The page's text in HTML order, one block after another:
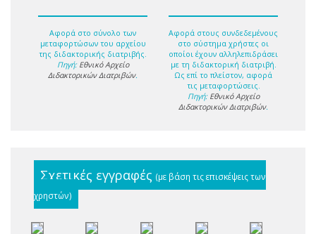
Αφορά στο σύνολο των
μεταφορτώσων του αρχείου
της διδακτορικής διατριβής.
Πηγή: Εθνικό Αρχείο
Διδακτορικών Διατριβών.
Αφορά στους συνδεδεμένους
στο σύστημα χρήστες οι
οποίοι έχουν αλληλεπιδράσει
με τη διδακτορική διατριβή.
Ως επί το πλείστον, αφορά
τις μεταφορτώσεις.
Πηγή: Εθνικό Αρχείο
Διδακτορικών Διατριβών.
Σχετικές εγγραφές (με βάση τις επισκέψεις των
χρηστών)